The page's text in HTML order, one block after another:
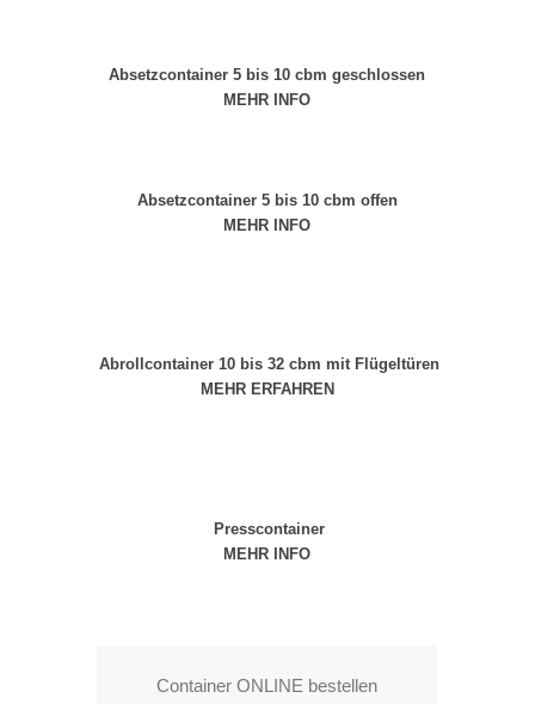
Absetzcontainer 5 bis 10 cbm geschlossen
MEHR INFO
Absetzcontainer 5 bis 10 cbm offen
MEHR INFO
Abrollcontainer 10 bis 32 cbm mit Flügeltüren
MEHR ERFAHREN
Presscontainer
MEHR INFO
Container ONLINE bestellen